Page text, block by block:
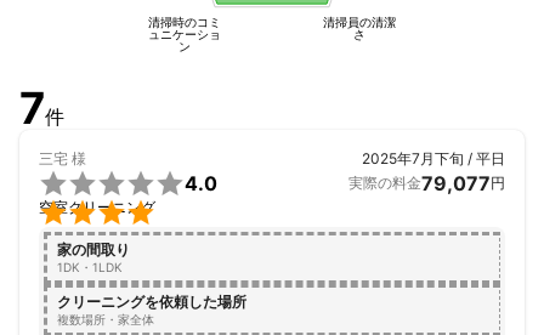
清掃員の清潔
さ
清掃時のコミ
ュニケーショ
ン
7件
三宅 様


4.0
空室クリーニング
2025年7月下旬 / 平日
実際の料金79,077円
家の間取り
1DK・1LDK
クリーニングを依頼した場所
複数場所・家全体